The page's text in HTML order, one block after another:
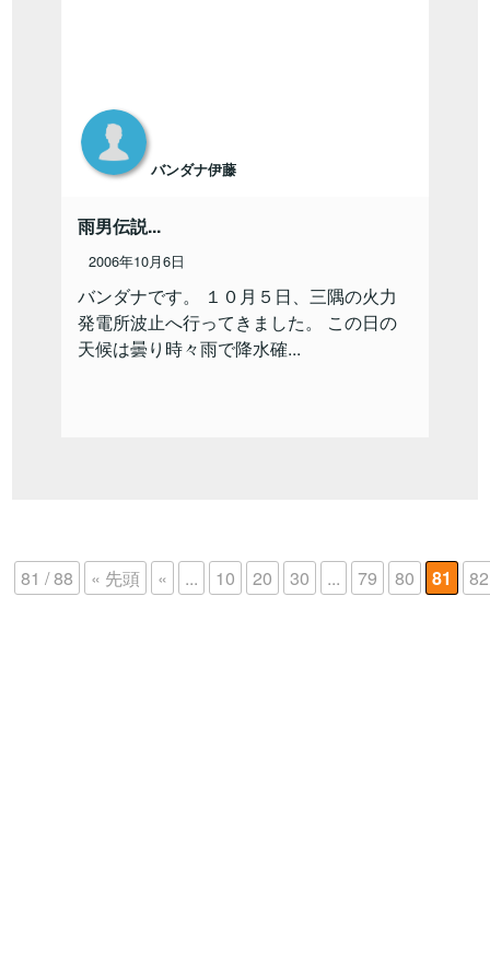
バンダナ伊藤
雨男伝説...
2006年10月6日
バンダナです。 １０月５日、三隅の火力
発電所波止へ行ってきました。 この日の
天候は曇り時々雨で降水確...
81 / 88 « 先頭 « ... 10 20 30 ... 79 80 81 82